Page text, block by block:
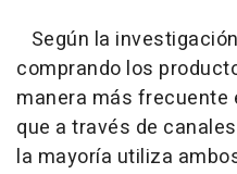
Según la
comprando los
manera más frecuente
que a través de
la mayoría utiliza